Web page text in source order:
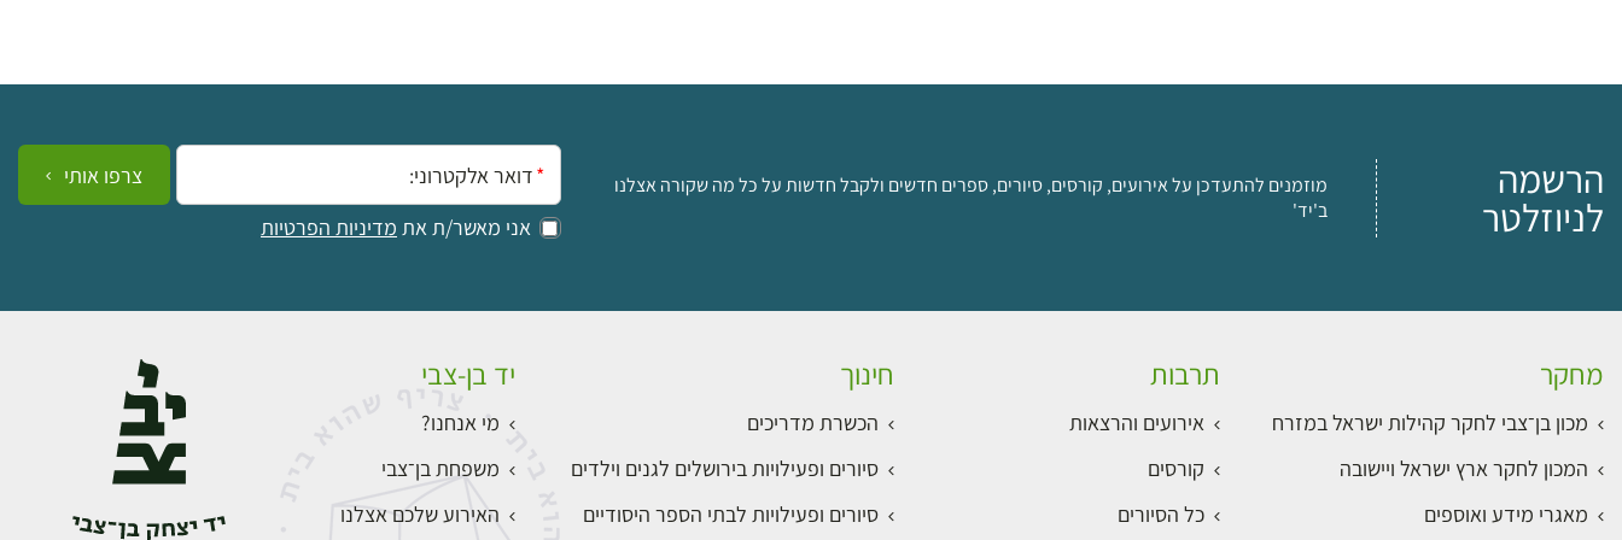
הרשמה
לניוזלטר
מוזמנים להתעדכן על אירועים, קורסים, סיורים, ספרים חדשים ולקבל חדשות על כל מה שקורה אצלנו
ב'יד'
אימייל:
אני מאשר/ת את מדיניות הפרטיות
צרפו אותי
מחקר
מכון בן־צבי לחקר קהילות ישראל במזרח
המכון לחקר ארץ ישראל ויישובה
מאגרי מידע ואוספים
תרבות
אירועים והרצאות
קורסים
כל הסיורים
חינוך
הכשרת מדריכים
סיורים ופעילויות בירושלים לגנים וילדים
סיורים ופעילויות לבתי הספר היסודיים
יד בן-צבי
מי אנחנו?
משפחת בן־צבי
האירוע שלכם אצלנו